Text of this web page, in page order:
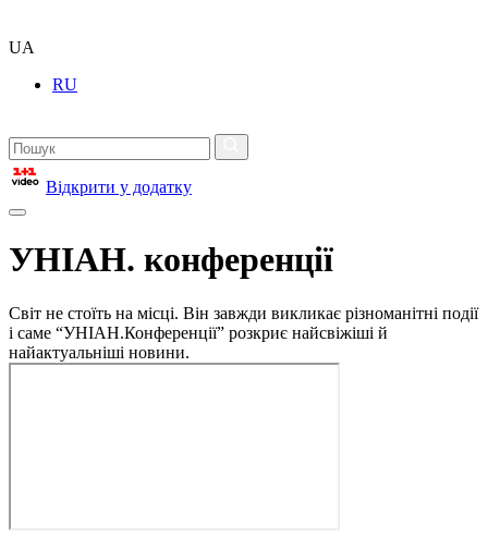
UA
RU
Відкрити у додатку
УНІАН. конференції
Світ не стоїть на місці. Він завжди викликає різноманітні події
і саме “УНІАН.Конференції” розкриє найсвіжіші й
найактуальніші новини.